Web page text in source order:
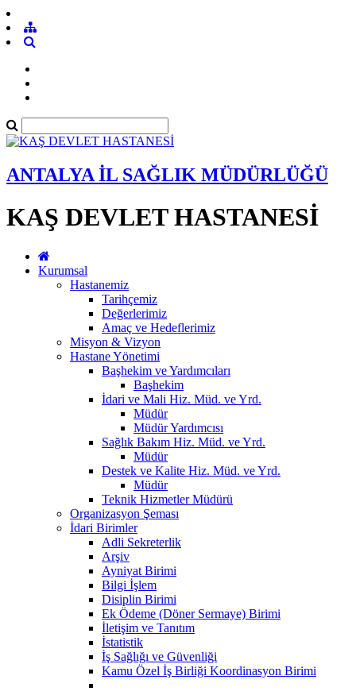
ANTALYA İL SAĞLIK MÜDÜRLÜĞÜ
KAŞ DEVLET HASTANESİ
Kurumsal
Hastanemiz
Tarihçemiz
Değerlerimiz
Amaç ve Hedeflerimiz
Misyon & Vizyon
Hastane Yönetimi
Başhekim ve Yardımcıları
Başhekim
İdari ve Mali Hiz. Müd. ve Yrd.
Müdür
Müdür Yardımcısı
Sağlık Bakım Hiz. Müd. ve Yrd.
Müdür
Destek ve Kalite Hiz. Müd. ve Yrd.
Müdür
Teknik Hizmetler Müdürü
Organizasyon Şeması
İdari Birimler
Adli Sekreterlik
Arşiv
Ayniyat Birimi
Bilgi İşlem
Disiplin Birimi
Ek Ödeme (Döner Sermaye) Birimi
İletişim ve Tanıtım
İstatistik
İş Sağlığı ve Güvenliği
Kamu Özel İş Birliği Koordinasyon Birimi